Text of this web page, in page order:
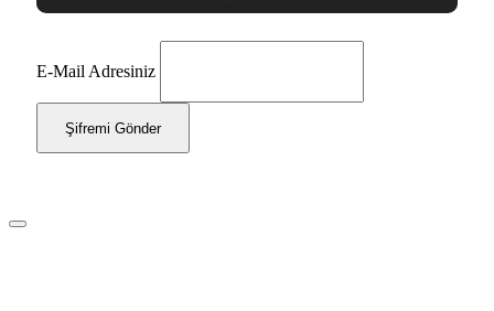
E-Mail Adresiniz
Şifremi Gönder